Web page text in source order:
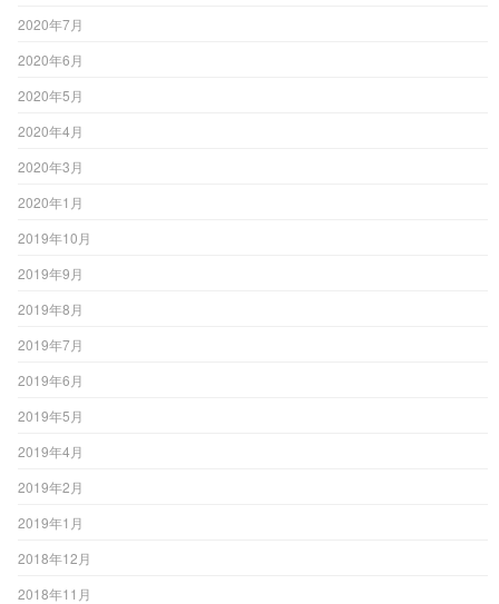
2020年7月
2020年6月
2020年5月
2020年4月
2020年3月
2020年1月
2019年10月
2019年9月
2019年8月
2019年7月
2019年6月
2019年5月
2019年4月
2019年2月
2019年1月
2018年12月
2018年11月